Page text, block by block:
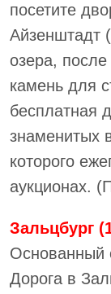
посетите
Айзенштадт
озера,
камень для
бесплатная
знаменитых
которого
аукционах.
Зальцбург
Основанный
Дорога в